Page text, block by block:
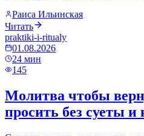
Раиса Ильинская
Читать
praktiki-i-ritualy
01.08.2026
24 мин
145
Молитва чтобы
просить без суеты и